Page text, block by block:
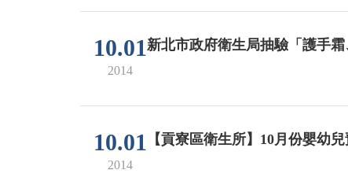
10.01
2014
新北市政府衛生局抽驗「護手
10.01
2014
【貢寮區衛生所】10月份嬰幼